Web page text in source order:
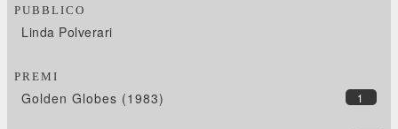
PUBBLICO
Linda Polverari
PREMI
1
Golden Globes (1983)